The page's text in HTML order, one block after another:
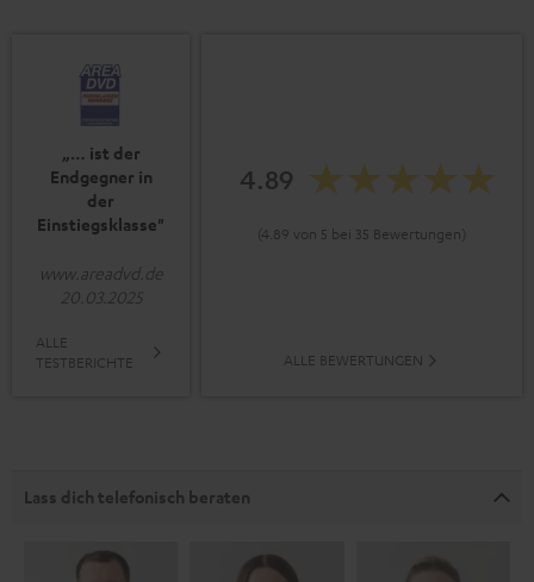
„… ist der
Endgegner in
der
Einstiegsklasse"
www.areadvd.de
20.03.2025
ALLE
TESTBERICHTE
4.89
(4.89 von 5 bei 35 Bewertungen)
ALLE BEWERTUNGEN
Lass dich telefonisch beraten